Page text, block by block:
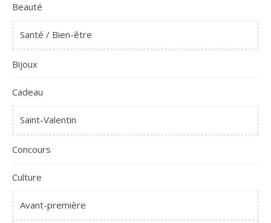
Beauté
Santé / Bien-être
Bijoux
Cadeau
Saint-Valentin
Concours
Culture
Avant-première